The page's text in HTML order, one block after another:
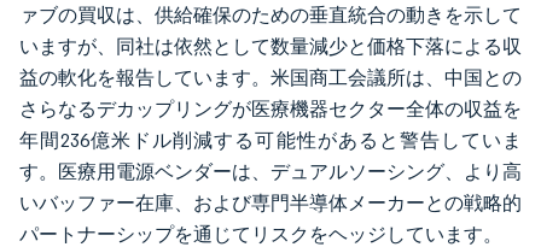
ァブの買収は、供給確保のための垂直統合の動きを示して
いますが、同社は依然として数量減少と価格下落による収
益の軟化を報告しています。米国商工会議所は、中国との
さらなるデカップリングが医療機器セクター全体の収益を
年間236億米ドル削減する可能性があると警告していま
す。医療用電源ベンダーは、デュアルソーシング、より高
いバッファー在庫、および専門半導体メーカーとの戦略的
パートナーシップを通じてリスクをヘッジしています。